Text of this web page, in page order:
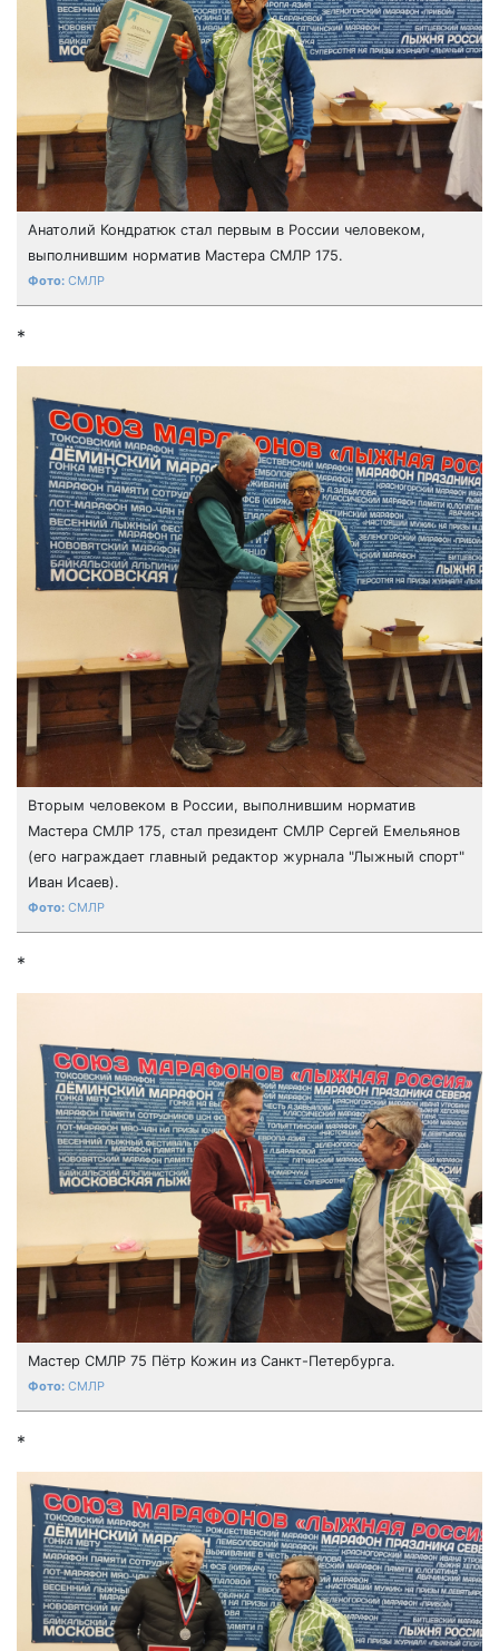
Анатолий Кондратюк стал первым в России человеком,
выполнившим норматив Мастера СМЛР 175.
СМЛР
*
Вторым человеком в России, выполнившим норматив
Мастера СМЛР 175, стал президент СМЛР Сергей Емельянов
(его награждает главный редактор журнала "Лыжный спорт"
Иван Исаев).
СМЛР
*
Мастер СМЛР 75 Пётр Кожин из Санкт-Петербурга.
СМЛР
*